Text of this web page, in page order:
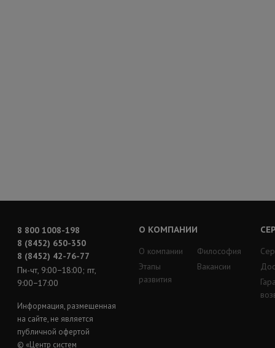
8 800 1008-198
8 (8452) 650-350
8 (8452) 42-76-77
Пн-чт, 9:00−18:00; пт,
9:00−17:00
Информация, размещенная
на сайте, не является
публичной офертой
© «Центр систем
О КОМПАНИИ
О компании
Этапы
развития
Философия
Вакансии